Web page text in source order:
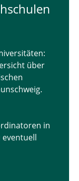
über
in
eventuell